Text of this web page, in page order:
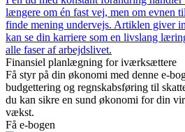
længere om én fast vej, men om evnen
finde mening undervejs. Artiklen giver
kan se din karriere som en livslang
alle faser af arbejdslivet.
Finansiel planlægning for iværksættere
Få styr på din økonomi med denne e-
budgettering og regnskabsføring til
du kan sikre en sund økonomi for din
vækst.
Få e-bogen